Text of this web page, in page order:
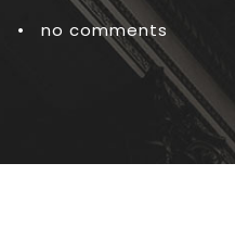
• no comments